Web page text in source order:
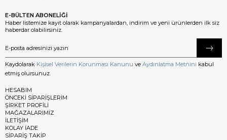
E-BÜLTEN ABONELİĞİ
Haber listemize kayıt olarak kampanyalardan, indirim ve yeni ürünlerden ilk siz
haberdar olabilirsiniz.
Kaydolarak Kişisel Verilerin Korunması Kanunu ve Aydınlatma Metnini kabul
etmiş olursunuz.
HESABIM
ÖNCEKİ SİPARİŞLERİM
ŞİRKET PROFİLİ
MAĞAZALARIMIZ
İLETİŞİM
KOLAY İADE
SİPARİŞ TAKİP